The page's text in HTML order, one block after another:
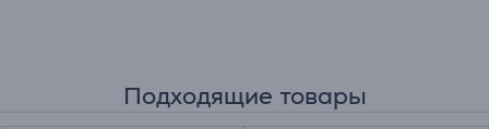
Подходящие товары